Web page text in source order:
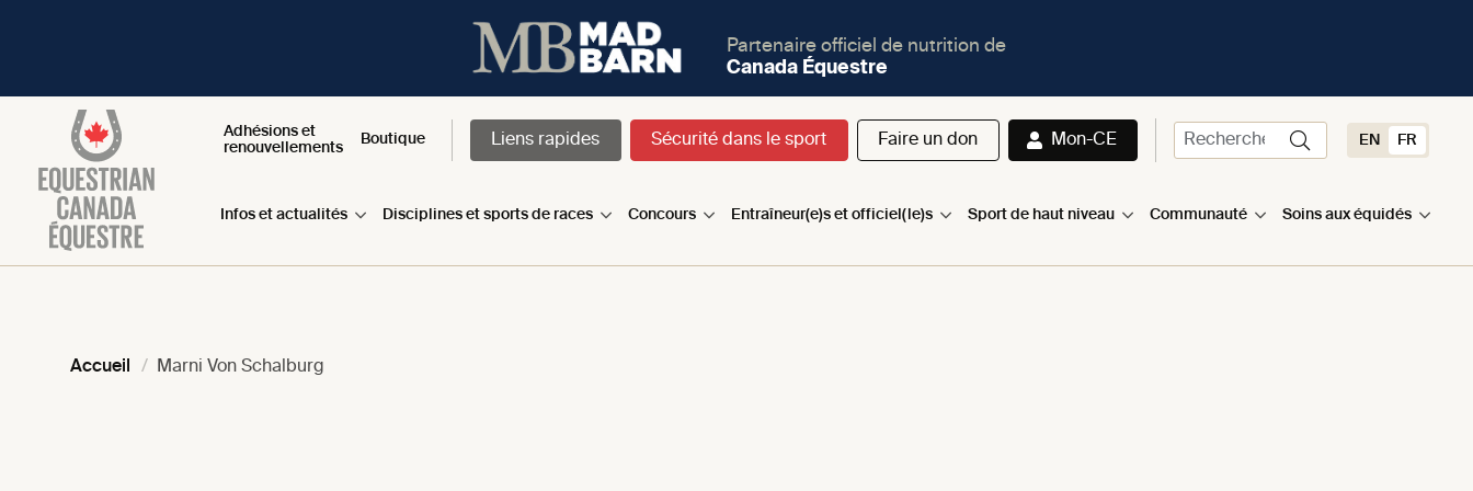
Partenaire officiel de nutrition de
Canada Équestre
Adhésions et
renouvellements
Boutique Liens rapides Sécurité dans le sport Faire un don Mon-CE EN FR
Infos et actualités Disciplines et sports de races Concours Entraîneur(e)s et officiel(le)s Sport de haut niveau Communauté Soins aux équidés
Accueil Marni Von Schalburg